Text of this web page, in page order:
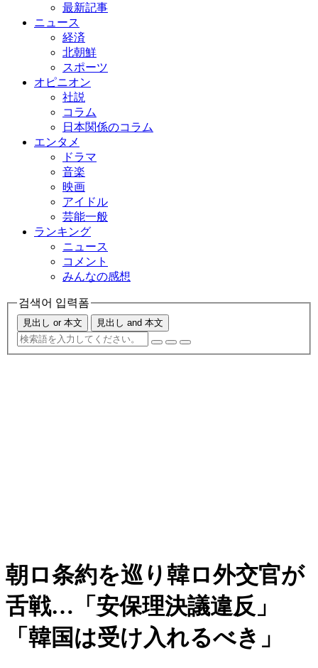
最新記事
ニュース
経済
北朝鮮
スポーツ
オピニオン
社説
コラム
日本関係のコラム
エンタメ
ドラマ
音楽
映画
アイドル
芸能一般
ランキング
ニュース
コメント
みんなの感想
검색어 입력폼
見出し or 本文 見出し and 本文
朝ロ条約を巡り韓ロ外交官が
舌戦…「安保理決議違反」
「韓国は受け入れるべき」